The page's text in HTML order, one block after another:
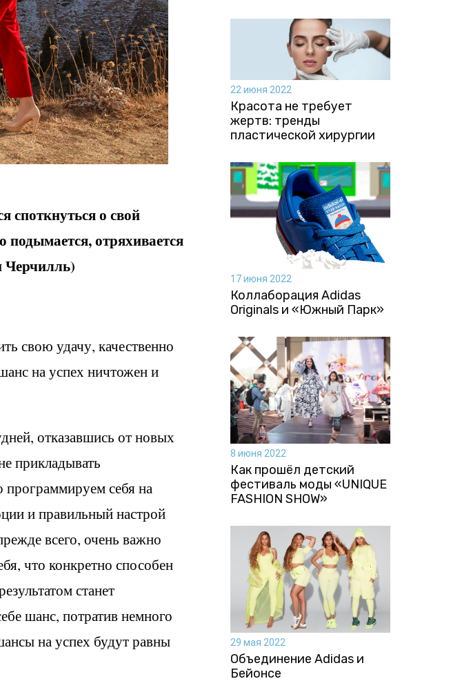
споткнуться о свой
отряхивается
Черчилль)
свою удачу, качественно
на успех ничтожен и
отказавшись от новых
прикладывать
программируем себя на
и правильный настрой
всего, очень важно
что конкретно способен
станет
шанс, потратив немного
на успех будут равны
22 июня 2022
Красота не требует
жертв: тренды
пластической хирургии
17 июня 2022
Коллаборация Аdidas
Originals и «Южный Парк»
8 июня 2022
Как прошёл детский
фестиваль моды «UNIQUE
FASHION SHOW»
29 мая 2022
Объединение Adidas и
Бейонсе